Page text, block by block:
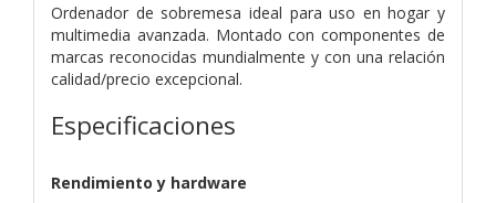
Ordenador de sobremesa ideal para uso en hogar y
multimedia avanzada. Montado con componentes de
marcas reconocidas mundialmente y con una relación
calidad/precio excepcional.
Especificaciones
Rendimiento y hardware